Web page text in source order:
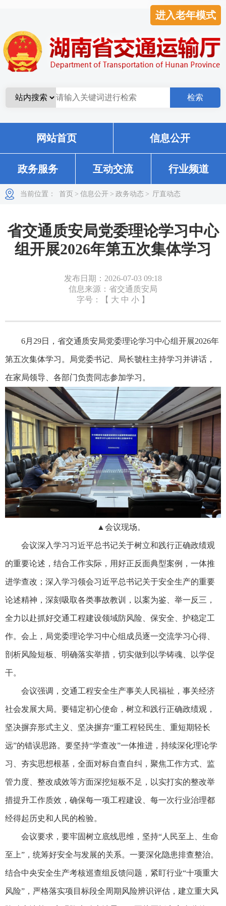
进入老年模式
网站首页 信息公开
政务服务 互动交流 行业频道
当前位置： 首页 > 信息公开 > 政务动态 > 厅直动态
省交通质安局党委理论学习中心
组开展2026年第五次集体学习
发布日期：2026-07-03 09:18
信息来源：省交通质安局
字号：【 大 中 小 】
6月29日，省交通质安局党委理论学习中心组开展2026年
第五次集体学习。局党委书记、局长虢柱主持学习并讲话，
在家局领导、各部门负责同志参加学习。
▲会议现场。
会议深入学习习近平总书记关于树立和践行正确政绩观
的重要论述，结合工作实际，用好正反面典型案例，一体推
进学查改；深入学习领会习近平总书记关于安全生产的重要
论述精神，深刻吸取各类事故教训，以案为鉴、举一反三，
全力以赴抓好交通工程建设领域防风险、保安全、护稳定工
作。会上，局党委理论学习中心组成员逐一交流学习心得、
剖析风险短板、明确落实举措，切实做到以学铸魂、以学促
干。
会议强调，交通工程安全生产事关人民福祉，事关经济
社会发展大局。要锚定初心使命，树立和践行正确政绩观，
坚决摒弃形式主义、坚决摒弃“重工程轻民生、重短期轻长
远”的错误思路。要坚持“学查改”一体推进，持续深化理论学
习、夯实思想根基，全面对标自查自纠，聚焦工作方式、监
管力度、整改成效等方面深挖短板不足，以实打实的整改举
措提升工作质效，确保每一项工程建设、每一次行业治理都
经得起历史和人民的检验。
会议要求，要牢固树立底线思维，坚持“人民至上、生命
至上”，统筹好安全与发展的关系。一要深化隐患排查整治。
结合中央安全生产考核巡查组反馈问题，紧盯行业“十项重大
风险”，严格落实项目标段全周期风险辨识评估，建立重大风